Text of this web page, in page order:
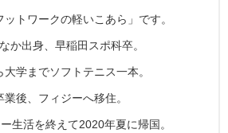
トワークの軽いこあら」です。
か出身、早稲田スポ科卒。
学までソフトテニス一本。
業後、フィジーへ移住。
生活を終えて2020年夏に帰国。